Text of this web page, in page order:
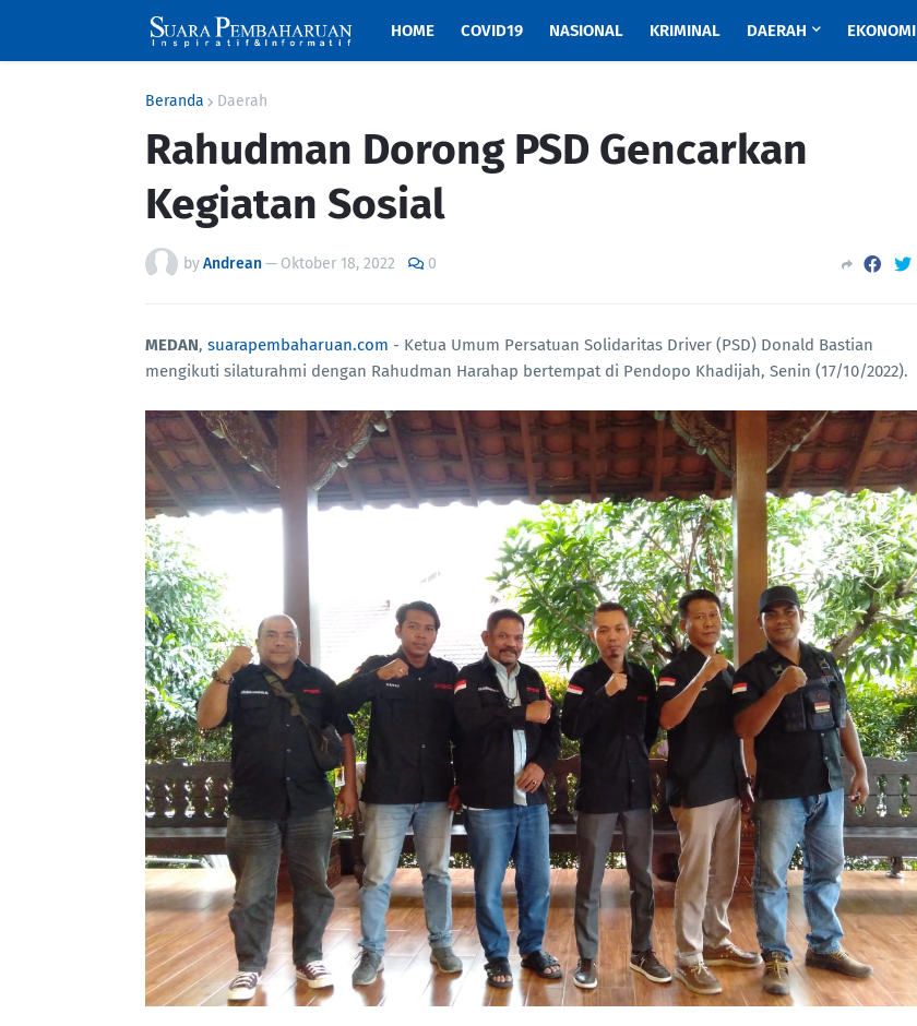
HOME COVID19 NASIONAL KRIMINAL DAERAH EKONOMI
Beranda Daerah
Rahudman Dorong PSD Gencarkan
Kegiatan Sosial
byAndrean— Oktober 18, 2022 0
MEDAN, suarapembaharuan.com - Ketua Umum Persatuan Solidaritas Driver (PSD) Donald Bastian
mengikuti silaturahmi dengan Rahudman Harahap bertempat di Pendopo Khadijah, Senin (17/10/2022).